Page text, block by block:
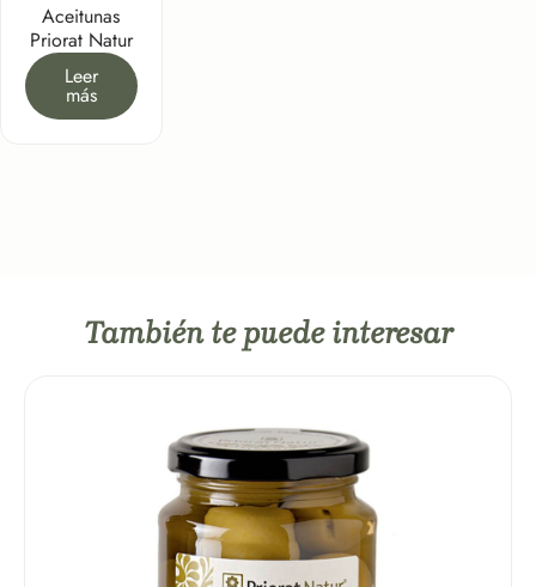
Aceitunas
Priorat Natur
Leer
más
También te puede interesar